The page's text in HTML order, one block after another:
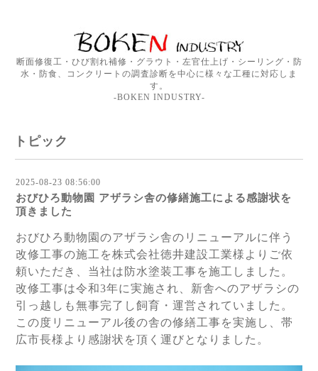
断面修復工・ひび割れ補修・グラウト・左官仕上げ・シーリング・防
水・防食、コンクリートの調査診断を中心に様々な工種に対応しま
す。
-BOKEN INDUSTRY-
トピック
2025-08-23 08:56:00
おびひろ動物園 アザラシ舎の修繕施工による感謝状を
頂きました
おびひろ動物園のアザラシ舎のリニューアルに伴う
改修工事の施工を株式会社徳井建設工業様よりご依
頼いただき、当社は防水塗装工事を施工しました。
改修工事は令和3年に実施され、新舎へのアザラシの
引っ越しも無事完了し飼育・運営されていました。
この度リニューアル後の舎の修繕工事を実施し、帯
広市長様より感謝状を頂く運びとなりました。